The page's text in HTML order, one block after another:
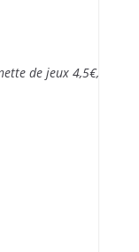
de jeux 4,5€,..